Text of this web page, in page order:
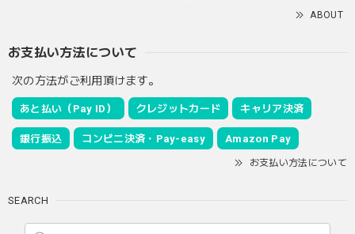
ABOUT
お支払い方法について
次の方法がご利用頂けます。
あと払い（Pay ID） クレジットカード キャリア決済
銀行振込 コンビニ決済・Pay-easy Amazon Pay
お支払い方法について
SEARCH